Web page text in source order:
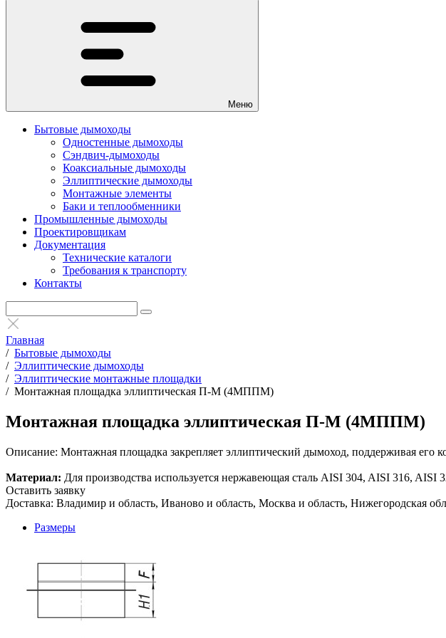
Меню
Бытовые дымоходы
Одностенные дымоходы
Сэндвич-дымоходы
Коаксиальные дымоходы
Эллиптические дымоходы
Монтажные элементы
Баки и теплообменники
Промышленные дымоходы
Проектировщикам
Документация
Технические каталоги
Требования к транспорту
Контакты
Главная
/ Бытовые дымоходы
/ Эллиптические дымоходы
/ Эллиптические монтажные площадки
/ Монтажная площадка эллиптическая П-М (4МППМ)
Монтажная площадка эллиптическая П-М (4МППМ)
Описание: Монтажная площадка закрепляет эллиптический дымоход, поддерживая
Материал: Для производства используется нержавеющая сталь AISI 304, AISI 316, AISI
Оставить заявку
Доставка: Владимир и область, Иваново и область, Москва и область, Нижегородская
Размеры